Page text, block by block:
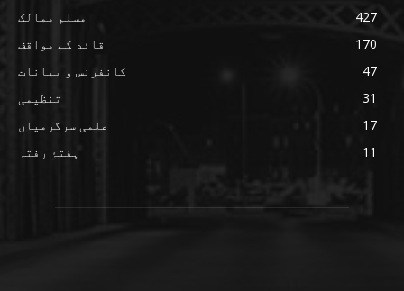
مسلم ممالک
427
قائد کے مواقف
170
کانفرنس و بیانات
47
تنظیمی
31
علمی سرگرمیاں
17
ہفتۂِ رفتہ
11